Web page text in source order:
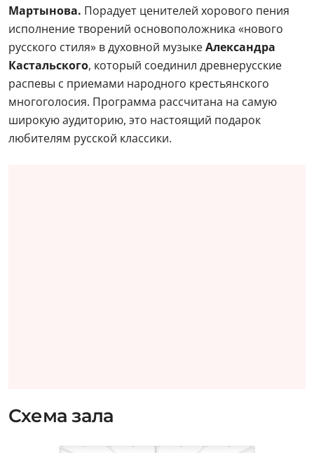
Мартынова. Порадует ценителей хорового пения
исполнение творений основоположника «нового
русского стиля» в духовной музыкеАлександра
Кастальского, который соединил древнерусские
распевы с приемами народного крестьянского
многоголосия. Программа рассчитана на самую
широкую аудиторию, это настоящий подарок
любителям русской классики.
Схема зала